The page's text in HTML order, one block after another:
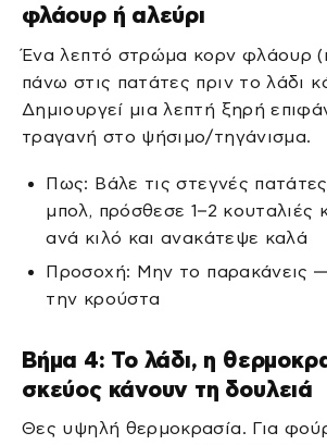
φλάουρ ή αλεύρι
Ένα λεπτό στρώμα κορν φλάουρ
πάνω στις πατάτες πριν το λάδι
Δημιουργεί μια λεπτή ξηρή
τραγανή στο ψήσιμο/τηγάνισμα.
Πως: Βάλε τις στεγνές
μπολ, πρόσθεσε 1–2 κουταλιές
ανά κιλό και ανακάτεψε καλά
Προσοχή: Μην το παρακάνεις
την κρούστα
Βήμα 4: Το λάδι, η
σκεύος κάνουν τη δουλειά
Θες υψηλή θερμοκρασία. Για